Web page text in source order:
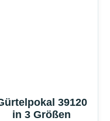
39120
in 3 Größen